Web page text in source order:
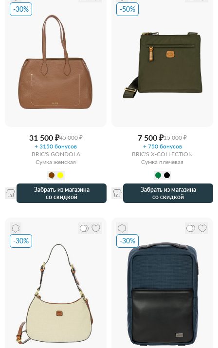
-30%
31 500 ₽45 000 ₽
+ 3150 бонусов
BRIC'S GONDOLA
Сумка женская
Забрать из магазина
со скидкой
-50%
7 500 ₽15 000 ₽
+ 750 бонусов
BRIC'S X-COLLECTION
Сумка плечевая
Забрать из магазина
со скидкой
-30% -30%